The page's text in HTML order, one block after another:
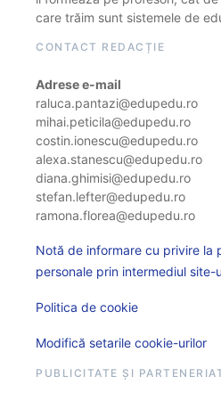
care trăim sunt sistemele de
CONTACT REDACȚIE
Adrese e-mail
raluca.pantazi@edupedu.ro
mihai.peticila@edupedu.ro
costin.ionescu@edupedu.ro
alexa.stanescu@edupedu.ro
diana.ghimisi@edupedu.ro
stefan.lefter@edupedu.ro
ramona.florea@edupedu.ro
Notă de informare cu privire la
personale prin intermediul site-
Politica de cookie
Modifică setarile cookie-urilor
PUBLICITATE ȘI